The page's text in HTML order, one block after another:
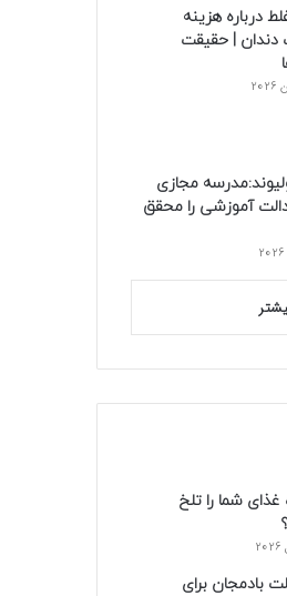
غلط درباره هزینه
دندان | حقیقت
مجازی
آموزشی را محقق
غذای شما را تلخ
بادمجان برای